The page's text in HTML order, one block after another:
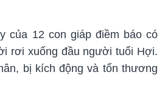
của 12 con giáp điềm báo có
rơi xuống đầu người tuổi Hợi.
bị kích động và tổn thương